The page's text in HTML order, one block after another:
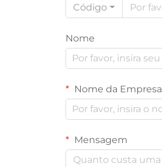
Código
Nome
Nome da Empresa
Mensagem